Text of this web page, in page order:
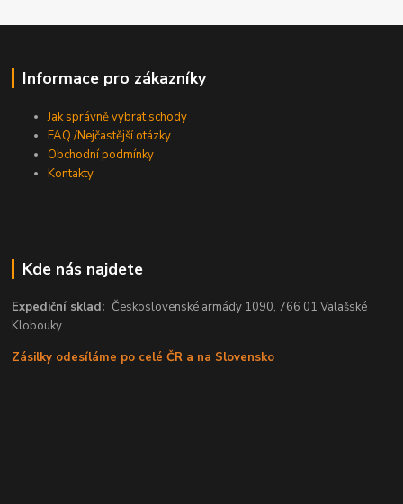
Informace pro zákazníky
Jak správně vybrat schody
FAQ /Nejčastější otázky
Obchodní podmínky
Kontakty
Kde nás najdete
Expediční sklad:Československé armády 1090, 766 01 Valašské
Klobouky
Zásilky odesíláme po celé ČR a na Slovensko